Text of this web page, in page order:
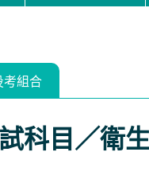
考組合
科目／衛